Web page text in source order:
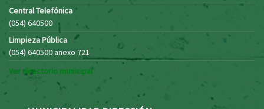
Central Telefónica
(054) 640500
Limpieza Pública
(054) 640500 anexo 721
Ver directorio municipal